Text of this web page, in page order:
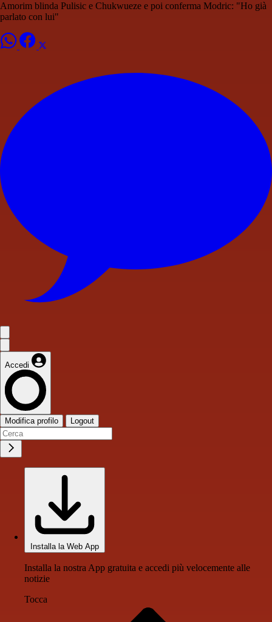
Amorim blinda Pulisic e Chukwueze e poi conferma Modric: "Ho già
parlato con lui"
Accedi
Modifica profilo Logout
Installa la Web App
Installa la nostra App gratuita e accedi più velocemente alle
notizie
Tocca